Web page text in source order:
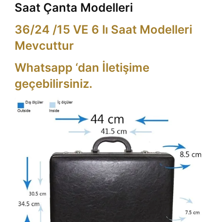
Saat Çanta Modelleri
36/24 /15 VE 6 lı Saat Modelleri
Mevcuttur
Whatsapp ‘dan İletişime
geçebilirsiniz.